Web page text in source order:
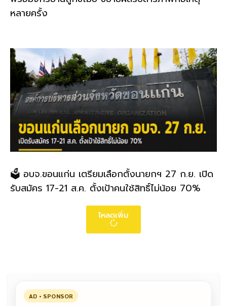
หลายครั้ง
🗳️ อบจ.ขอนแก่น เตรียมเลือกตั้งนายกฯ 27 ก.ย. เปิด
รับสมัคร 17-21 ส.ค. ตั้งเป้าคนใช้สิทธิ์ไม่น้อย 70%
โหลดเพิ่ม
AD • SPONSOR